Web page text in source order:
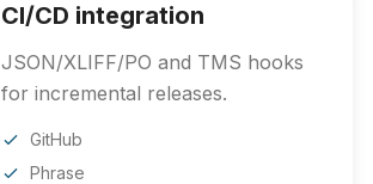
CI/CD integration
JSON/XLIFF/PO and TMS hooks
for incremental releases.
GitHub
Phrase